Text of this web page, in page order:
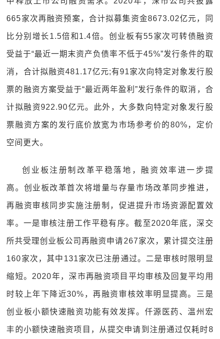
665家次再融资预案，合计拟募集资金8673.02亿元，同
比分别增长1.5倍和1.4倍。创业板有55家次可转债融资
受益于“最近一期末资产负债率不低于45%”发行条件的取
消，合计拟融资481.17亿元;有91家次向特定对象发行股
票的融资方案受益于“最近两年盈利”发行条件的取消，合
计拟融资922.90亿元。此外，大多数向特定对象发行股
票融资方案的发行底价放宽为市场参考价的80%，定价
空间更大。
创业板注册制改革平稳落地，融资效率进一步提
高。创业板改革首次将增量与存量市场改革同步推进，
再融资审核同步实施注册制，促进提升市场资源配置效
率。一是审核注册工作平稳有序。截至2020年底，深交
所共受理创业板公司再融资申请267家次，累计提交注册
160家次，其中131家次已注册通过。二是审核时限明显
缩短。2020年，深市再融资项目平均审核及回复平均用
时较上年下降近30%，再融资审核效率明显提高。三是
创业板小额快速融资功能有效发挥。仟源医药、温州宏
丰的小额快速融资项目，从提交申请到注册通过仅耗时8